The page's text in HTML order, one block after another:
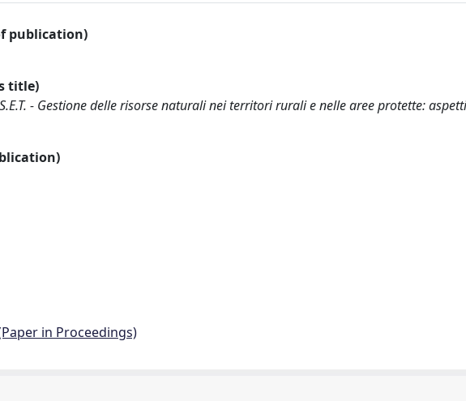
publication)
title)
- Gestione delle risorse naturali nei territori rurali e nelle aree protette:
in Proceedings)